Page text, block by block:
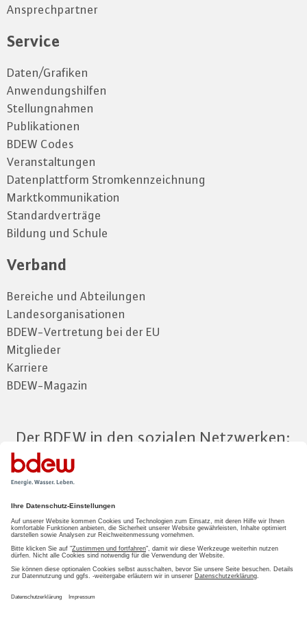
Ansprechpartner
Service
Daten/Grafiken
Anwendungshilfen
Stellungnahmen
Publikationen
BDEW Codes
Veranstaltungen
Datenplattform Stromkennzeichnung
Marktkommunikation
Standardverträge
Bildung und Schule
Verband
Bereiche und Abteilungen
Landesorganisationen
BDEW-Vertretung bei der EU
Mitglieder
Karriere
BDEW-Magazin
Der BDEW in den sozialen Netzwerken:
Zum Mitgliederbereich
LOGIN